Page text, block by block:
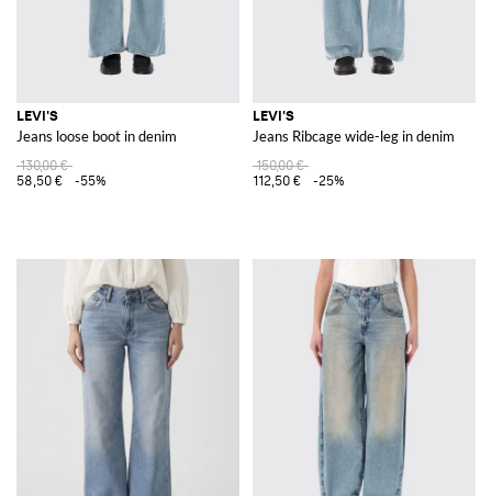
LEVI'S
Jeans loose boot in denim
130,00 €
58,50 €
-55%
LEVI'S
Jeans Ribcage wide-leg in denim
150,00 €
112,50 €
-25%